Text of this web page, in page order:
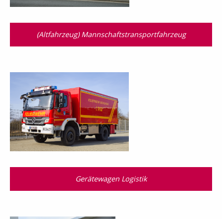
(Altfahrzeug) Mannschaftstransport­fahrzeug
Gerätewagen Logistik